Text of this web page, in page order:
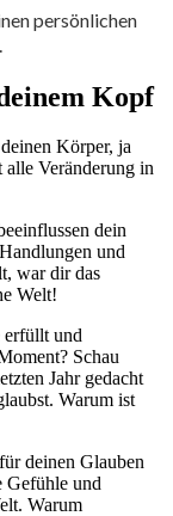
persönlichen
Kopf
Körper, ja
Veränderung in
dein
und
war dir das
Welt!
erfüllt und
Schau
Jahr gedacht
Warum ist
deinen Glauben
Gefühle und
Warum